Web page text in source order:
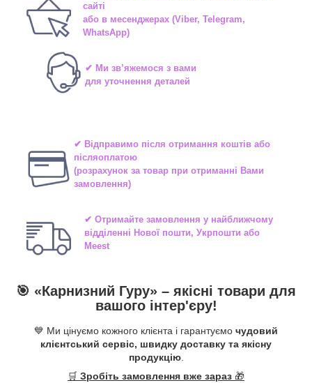
сайті
або в месенджерах(Viber, Telegram,
WhatsApp)
✔ Ми зв’яжемося з вами
для уточнення деталей
✔ Відправимо після отримання коштів або
післяоплатою
(розрахунок за товар при отриманні Вами
замовлення)
✔ Отримайте замовлення у найближчому
відділенні Нової пошти, Укрпошти або
Meest
🎯 «Карнизний Гуру» – якісні товари для
вашого інтер'єру!
💙 Ми цінуємо кожного клієнта і гарантуємо чудовий
клієнтський сервіс, швидку доставку та якісну
продукцію.
🛒 Зробіть замовлення вже зараз 🎁